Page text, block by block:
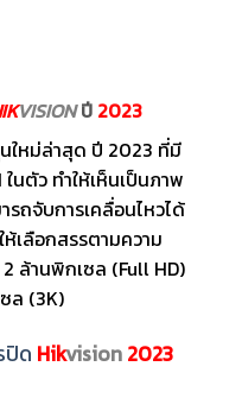
VISIONปี 2023
ใหม่ล่าสุด ปี 2023 ที่มี
นตัว ทำให้เห็นเป็นภาพ
ถจับการเคลื่อนไหวได้
เลือกสรรตามความ
ล้านพิกเซล (Full HD)
ล (3K)
ปิด Hikvision 2023